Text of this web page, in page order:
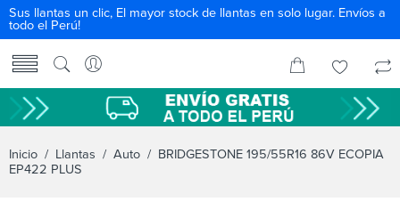
Sus llantas un clic, El mayor stock de llantas en solo lugar. Envíos a
todo el Perú!
Inicio / Llantas / Auto / BRIDGESTONE 195/55R16 86V ECOPIA
EP422 PLUS